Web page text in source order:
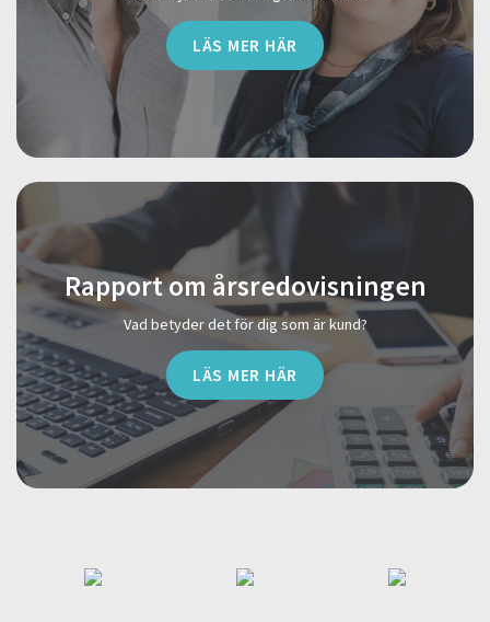
LÄS MER HÄR
Rapport om årsredovisningen
Vad betyder det för dig som är kund?
LÄS MER HÄR